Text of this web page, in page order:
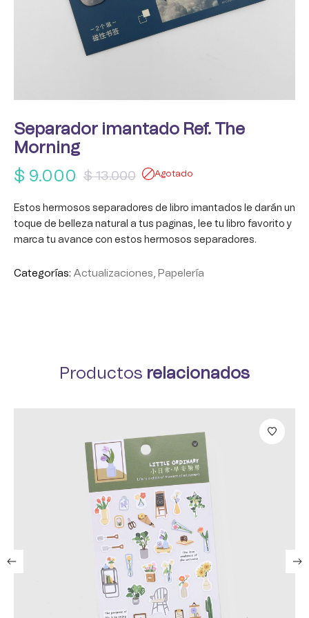
Separador imantado Ref. The
Morning
$13.000
$ 9.000 Agotado
Estos hermosos separadores de libro imantados le darán un
toque de belleza natural a tus paginas, lee tu libro favorito y
marca tu avance con estos hermosos separadores.
Categorías: Actualizaciones, Papelería
Productos relacionados